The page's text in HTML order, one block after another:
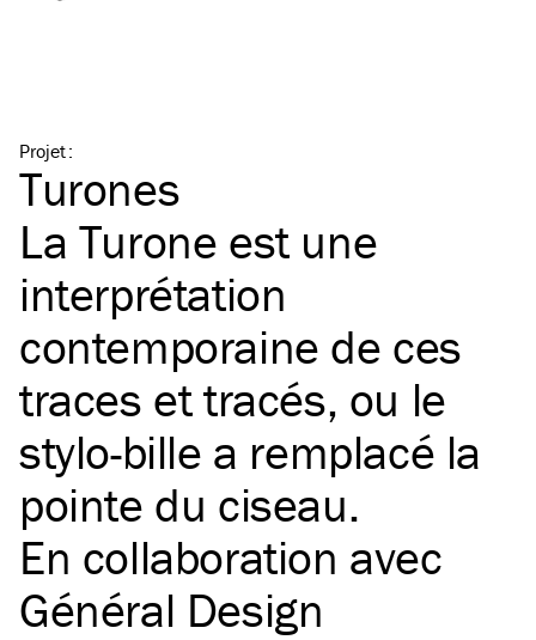
Projet:
Turones
La Turone est une
interprétation
contemporaine de ces
traces et tracés, ou le
stylo-bille a remplacé la
pointe du ciseau.
En collaboration avec
Général Design